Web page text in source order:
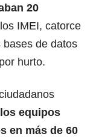
20
IMEI, catorce
de datos
hurto.
equipos
en más de 60